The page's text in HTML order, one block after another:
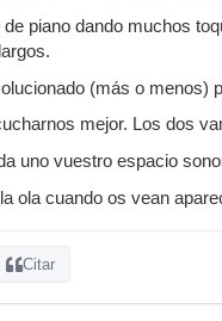
piano dando muchos
(más o menos)
mejor. Los dos
uno vuestro espacio
ola cuando os vean
Citar